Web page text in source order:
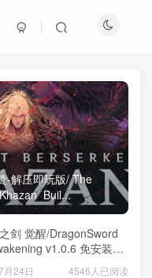
-解压即玩版/ The
Buil...
剑 觉醒/DragonSword
v1.0.6 免安装中
月24日 4546人已阅读